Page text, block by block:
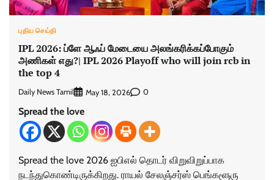
புதிய செய்தி
IPL 2026: ப்ளே ஆஃப் மேடையை அலங்கரிக்கப்போகும்
அணிகள் எது?| IPL 2026 Playoff who will join rcb in
the top 4
Daily News Tamil May 18, 2026 0
Spread the love
Spread the love 2026 ஐபிஎல் தொடர் விறுவிறுப்பாக
நடந்துகொண்டிருக்கிறது. ராயல் சேலஞ்சர்ஸ் பெங்களூரு